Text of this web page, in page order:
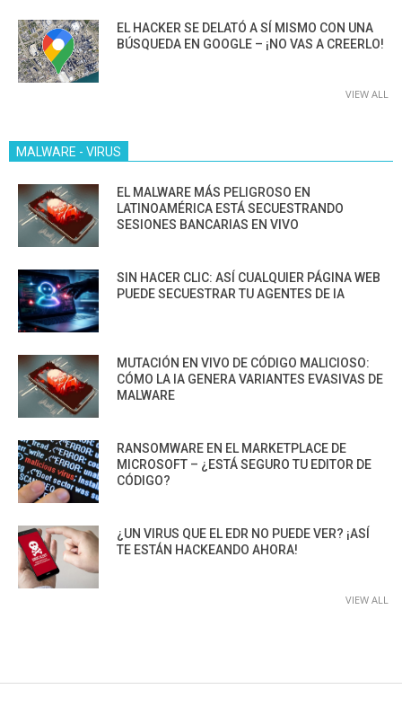
EL HACKER SE DELATÓ A SÍ MISMO CON UNA
BÚSQUEDA EN GOOGLE – ¡NO VAS A CREERLO!
VIEW ALL
MALWARE - VIRUS
EL MALWARE MÁS PELIGROSO EN
LATINOAMÉRICA ESTÁ SECUESTRANDO
SESIONES BANCARIAS EN VIVO
SIN HACER CLIC: ASÍ CUALQUIER PÁGINA WEB
PUEDE SECUESTRAR TU AGENTES DE IA
MUTACIÓN EN VIVO DE CÓDIGO MALICIOSO:
CÓMO LA IA GENERA VARIANTES EVASIVAS DE
MALWARE
RANSOMWARE EN EL MARKETPLACE DE
MICROSOFT – ¿ESTÁ SEGURO TU EDITOR DE
CÓDIGO?
¿UN VIRUS QUE EL EDR NO PUEDE VER? ¡ASÍ
TE ESTÁN HACKEANDO AHORA!
VIEW ALL